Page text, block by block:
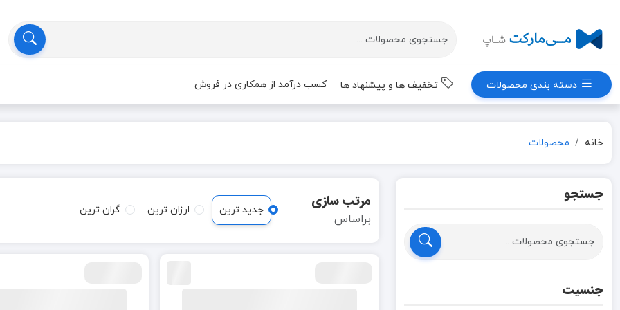
دسته بندی محصولات تخفیف ها و پیشنهاد ها کسب درآمد از همکاری در فروش
خانه محصولات
جستجو
جنسیت
مرتب سازی
براساس
جدید ترین ارزان ترین گران ترین